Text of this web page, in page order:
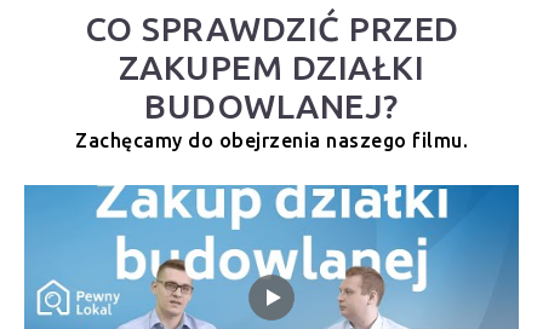
CO SPRAWDZIĆ PRZED
ZAKUPEM DZIAŁKI
BUDOWLANEJ?
Zachęcamy do obejrzenia naszego filmu.